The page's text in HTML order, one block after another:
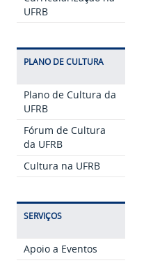
UFRB
PLANO DE CULTURA
Plano de Cultura da
UFRB
Fórum de Cultura
da UFRB
Cultura na UFRB
SERVIÇOS
Apoio a Eventos